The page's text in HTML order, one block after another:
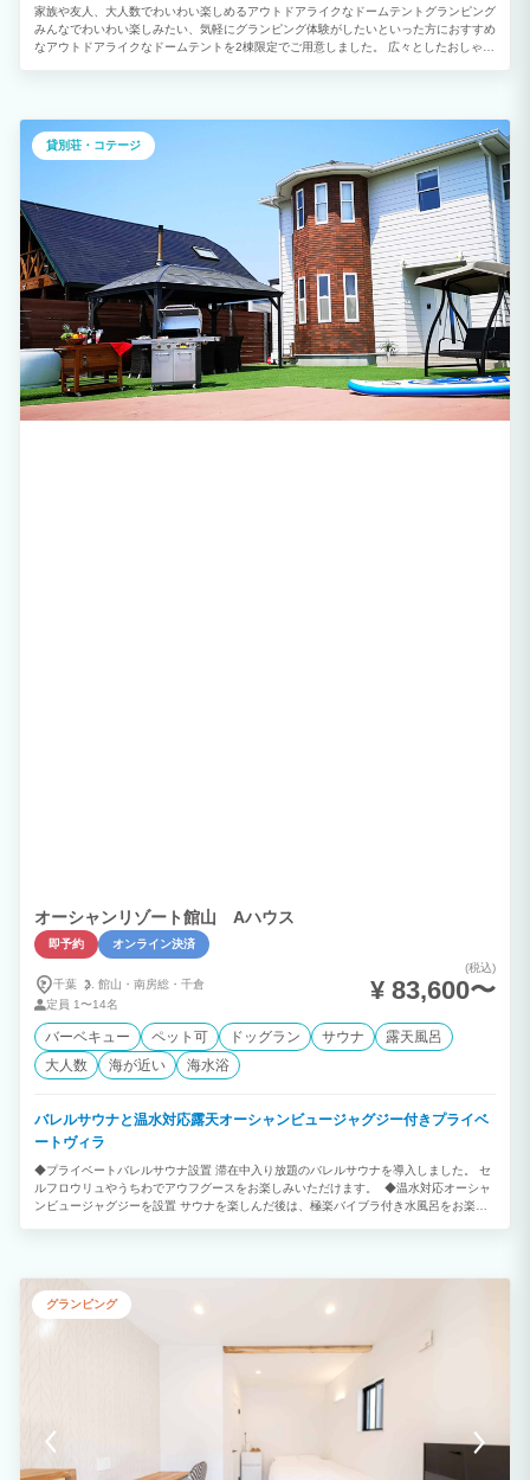
デザイン建築されたお洒落なお部屋です。
家族や友人、大人数でわいわい楽しめるアウトドアライクなドームテントグランピング
みんなでわいわい楽しみたい、気軽にグランピング体験がしたいといった方におすすめ
なアウトドアライクなドームテントを2棟限定でご用意しました。 広々としたおしゃれ
貸別荘・コテージ
オーシャンリゾート館山 Aハウス
即予約 オンライン決済
千葉 館山・ 南房総・ 千倉
定員 1〜14名
(税込)
¥ 83,600〜
バーベキュー ペット可 ドッグラン サウナ
露天風呂
大人数
海が近い 海水浴
バレルサウナと温水対応露天オーシャンビュージャグジー付きプライベ
ートヴィラ
◆プライベートバレルサウナ設置 滞在中入り放題のバレルサウナを導入しました。 セ
ルフロウリュやうちわでアウフグースをお楽しみいただけます。 ◆温水対応オーシャ
ンビュージャグジーを設置 サウナを楽しんだ後は、極楽バイブラ付き水風呂をお楽し
やビーチバイクなどの無料アクティビティもご用意しています。 ◆1日1組のプライベ
ートリゾート 1日1組限定の1棟貸切のプライベートヴィラ。 １階にも寝室がございま
すのでお子様からお年寄りでも快適にお過ごしいただけます。 各階にトイレ洗面所完
備。 海と緑に囲まれた館山ありながら都心から70分～高速出口から10分！ ＪＲ館山駅
から車で5分になります。 ◆ロケーション 千葉県最南端に位置し温暖な気候。黒潮も
の花々 トレッキング～海遊び 冬はおいしい魚～温泉～いちご狩り １年中楽しめるリゾ
ートエリアになります。 ◆年中無休で気軽にBBQ お庭には本格グリル、テーブル、
屋外照明、屋根もございますので天候に左右されず年中無休でご利用いただけます。
調理器具や食器類もご用意がございますので、食材を用意するだけで手軽に楽しめま
す。 ◆ペットとご宿泊 大事な家族も是非ご一緒に。広場～海岸周辺には、広々とお散
歩できる場所がたくさんございます。 ペットと一緒に宿泊しのんびりご滞在を。 ◆プ
グランピング